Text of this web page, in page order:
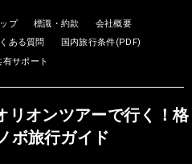
プ 標識・約款
会社概要
ある質問
国内旅行条件(PDF)
有サポート
リオンツアーで行く！格
ボ旅行ガイド